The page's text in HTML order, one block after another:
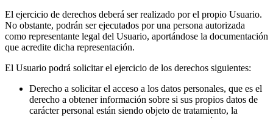
El ejercicio de derechos deberá ser realizado por el propio Usuario.
No obstante, podrán ser ejecutados por una persona autorizada
como representante legal del Usuario, aportándose la documentación
que acredite dicha representación.
El Usuario podrá solicitar el ejercicio de los derechos siguientes:
Derecho a solicitar el acceso a los datos personales, que es el
derecho a obtener información sobre si sus propios datos de
carácter personal están siendo objeto de tratamiento, la